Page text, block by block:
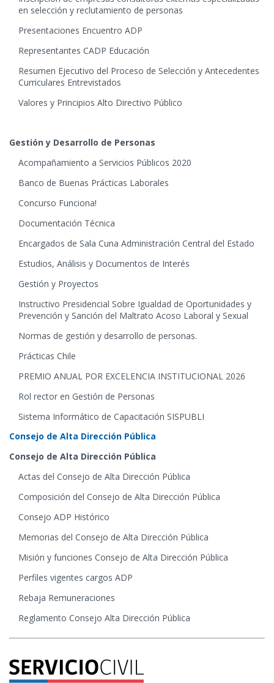
en selección y reclutamiento de personas
Presentaciones Encuentro ADP
Representantes CADP Educación
Resumen Ejecutivo del Proceso de Selección y Antecedentes
Curriculares Entrevistados
Valores y Principios Alto Directivo Público
Gestión y Desarrollo de Personas
Acompañamiento a Servicios Públicos 2020
Banco de Buenas Prácticas Laborales
Concurso Funciona!
Documentación Técnica
Encargados de Sala Cuna Administración Central del Estado
Estudios, Análisis y Documentos de Interés
Gestión y Proyectos
Instructivo Presidencial Sobre Igualdad de Oportunidades y
Prevención y Sanción del Maltrato Acoso Laboral y Sexual
Normas de gestión y desarrollo de personas.
Prácticas Chile
PREMIO ANUAL POR EXCELENCIA INSTITUCIONAL 2026
Rol rector en Gestión de Personas
Sistema Informático de Capacitación SISPUBLI
Consejo de Alta Dirección Pública
Consejo de Alta Dirección Pública
Actas del Consejo de Alta Dirección Pública
Composición del Consejo de Alta Dirección Pública
Consejo ADP Histórico
Memorias del Consejo de Alta Dirección Pública
Misión y funciones Consejo de Alta Dirección Pública
Perfiles vigentes cargos ADP
Rebaja Remuneraciones
Reglamento Consejo Alta Dirección Pública